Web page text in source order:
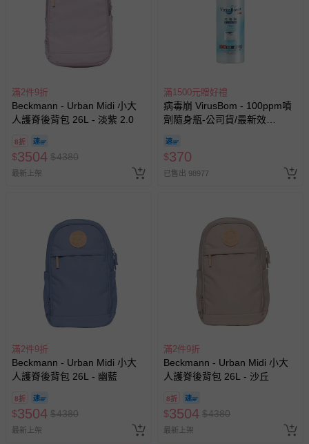
滿2件9折
Beckmann - Urban Midi 小大
人護脊後背包 26L - 淡紫 2.0
8折
$3504 $4380
最新上架
滿1500元贈好禮
病毒崩 VirusBom - 100ppm噴
劑隨身瓶-公司貨/最新效
$370
已售出 98977
滿2件9折
Beckmann - Urban Midi 小大
人護脊後背包 26L - 幽藍
8折
$3504 $4380
最新上架
滿2件9折
Beckmann - Urban Midi 小大
人護脊後背包 26L - 沙丘
8折
$3504 $4380
最新上架